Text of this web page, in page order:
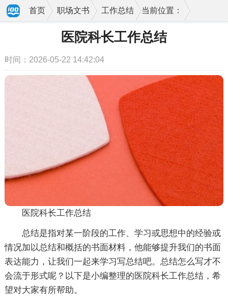
当前位置：
首页 职场文书 工作总结
医院科长工作总结
时间：2026-05-22 14:42:04
医院科长工作总结
总结是指对某一阶段的工作、学习或思想中的经验或
情况加以总结和概括的书面材料，他能够提升我们的书面
表达能力，让我们一起来学习写总结吧。总结怎么写才不
会流于形式呢？以下是小编整理的医院科长工作总结，希
望对大家有所帮助。